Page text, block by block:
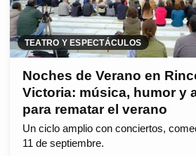
TEATRO Y ESPECTÁCULOS
Noches de Verano en
Victoria: música, humor y
para rematar el verano
Un ciclo amplio con conciertos,
11 de septiembre.